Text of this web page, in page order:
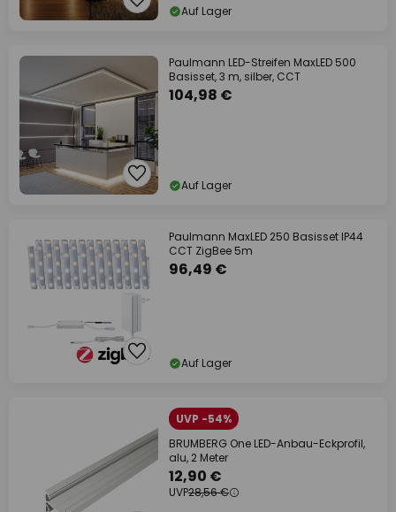
Auf Lager
Paulmann LED-Streifen MaxLED 500
Basisset, 3 m, silber, CCT
104,98 €
Auf Lager
Paulmann MaxLED 250 Basisset IP44
CCT ZigBee 5m
96,49 €
Auf Lager
UVP -54%
BRUMBERG One LED-Anbau-Eckprofil,
alu, 2 Meter
12,90 €
UVP28,56 €